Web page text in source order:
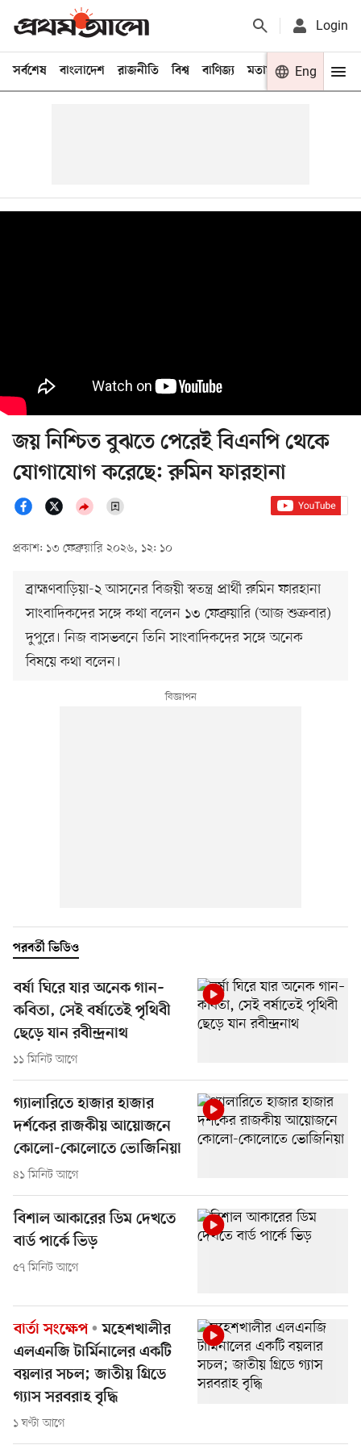
Login
সর্বশেষ বাংলাদেশ রাজনীতি বিশ্ব বাণিজ্য মতামত খেলা
Eng
জয় নিশ্চিত বুঝতে পেরেই বিএনপি থেকে
যোগাযোগ করেছে: রুমিন ফারহানা
প্রকাশ: ১৩ ফেব্রুয়ারি ২০২৬, ১২: ১০
ব্রাহ্মণবাড়িয়া-২ আসনের বিজয়ী স্বতন্ত্র প্রার্থী রুমিন ফারহানা
সাংবাদিকদের সঙ্গে কথা বলেন ১৩ ফেব্রুয়ারি (আজ শুক্রবার)
দুপুরে। নিজ বাসভবনে তিনি সাংবাদিকদের সঙ্গে অনেক
বিষয়ে কথা বলেন।
পরবর্তী ভিডিও
বর্ষা ঘিরে যার অনেক গান–
কবিতা, সেই বর্ষাতেই পৃথিবী
ছেড়ে যান রবীন্দ্রনাথ
১১ মিনিট আগে
গ্যালারিতে হাজার হাজার
দর্শকের রাজকীয় আয়োজনে
কোলো-কোলোতে ভোজিনিয়া
৪১ মিনিট আগে
বিশাল আকারের ডিম দেখতে
বার্ড পার্কে ভিড়
৫৭ মিনিট আগে
বার্তা সংক্ষেপ
মহেশখালীর
এলএনজি টার্মিনালের একটি
বয়লার সচল; জাতীয় গ্রিডে
গ্যাস সরবরাহ বৃদ্ধি
১ ঘণ্টা আগে